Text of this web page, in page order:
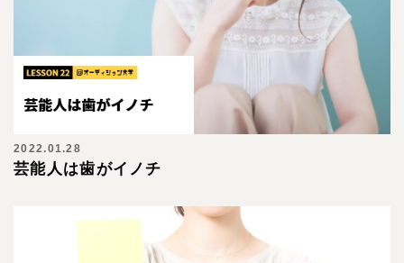
2022.01.28
芸能人は歯がイノチ